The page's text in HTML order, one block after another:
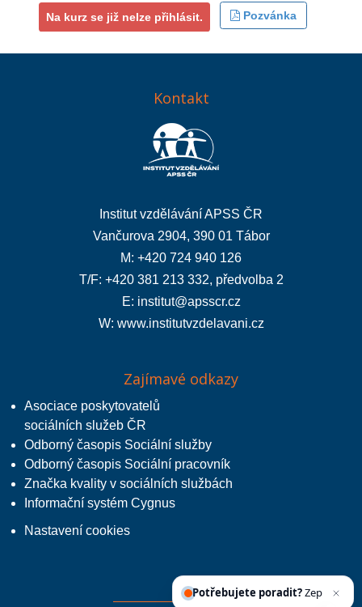
Na kurz se již nelze přihlásit. Pozvánka
Kontakt
Institut vzdělávání APSS ČR
Vančurova 2904, 390 01 Tábor
M: +420 724 940 126
T/F: +420 381 213 332, předvolba 2
E: institut@apsscr.cz
W: www.institutvzdelavani.cz
Zajímavé odkazy
Asociace poskytovatelů
sociálních služeb ČR
Odborný časopis Sociální služby
Odborný časopis Sociální pracovník
Značka kvality v sociálních službách
Informační systém Cygnus
Nastavení cookies
Potřebujete poradit?Zeptejte